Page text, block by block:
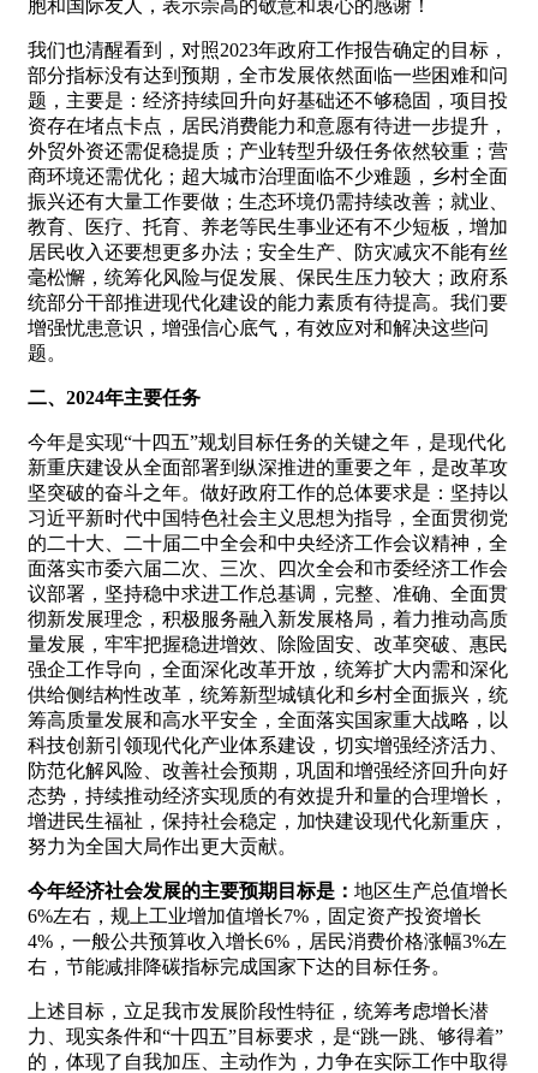
胞和国际友人，表示崇高的敬意和衷心的感谢！
我们也清醒看到，对照2023年政府工作报告确定的目标，
部分指标没有达到预期，全市发展依然面临一些困难和问
题，主要是：经济持续回升向好基础还不够稳固，项目投
资存在堵点卡点，居民消费能力和意愿有待进一步提升，
外贸外资还需促稳提质；产业转型升级任务依然较重；营
商环境还需优化；超大城市治理面临不少难题，乡村全面
振兴还有大量工作要做；生态环境仍需持续改善；就业、
教育、医疗、托育、养老等民生事业还有不少短板，增加
居民收入还要想更多办法；安全生产、防灾减灾不能有丝
毫松懈，统筹化风险与促发展、保民生压力较大；政府系
统部分干部推进现代化建设的能力素质有待提高。我们要
增强忧患意识，增强信心底气，有效应对和解决这些问
题。
二、2024年主要任务
今年是实现“十四五”规划目标任务的关键之年，是现代化
新重庆建设从全面部署到纵深推进的重要之年，是改革攻
坚突破的奋斗之年。做好政府工作的总体要求是：坚持以
习近平新时代中国特色社会主义思想为指导，全面贯彻党
的二十大、二十届二中全会和中央经济工作会议精神，全
面落实市委六届二次、三次、四次全会和市委经济工作会
议部署，坚持稳中求进工作总基调，完整、准确、全面贯
彻新发展理念，积极服务融入新发展格局，着力推动高质
量发展，牢牢把握稳进增效、除险固安、改革突破、惠民
强企工作导向，全面深化改革开放，统筹扩大内需和深化
供给侧结构性改革，统筹新型城镇化和乡村全面振兴，统
筹高质量发展和高水平安全，全面落实国家重大战略，以
科技创新引领现代化产业体系建设，切实增强经济活力、
防范化解风险、改善社会预期，巩固和增强经济回升向好
态势，持续推动经济实现质的有效提升和量的合理增长，
增进民生福祉，保持社会稳定，加快建设现代化新重庆，
努力为全国大局作出更大贡献。
今年经济社会发展的主要预期目标是： 地区生产总值增长
6%左右，规上工业增加值增长7%，固定资产投资增长
4%，一般公共预算收入增长6%，居民消费价格涨幅3%左
右，节能减排降碳指标完成国家下达的目标任务。
上述目标，立足我市发展阶段性特征，统筹考虑增长潜
力、现实条件和“十四五”目标要求，是“跳一跳、够得着”
的，体现了自我加压、主动作为，力争在实际工作中取得